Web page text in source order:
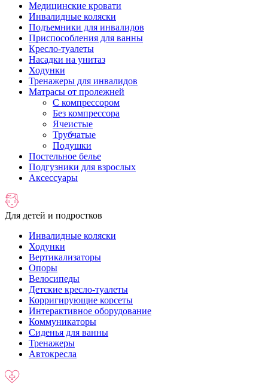
Медицинские кровати
Инвалидные коляски
Подъемники для инвалидов
Приспособления для ванны
Кресло-туалеты
Насадки на унитаз
Ходунки
Тренажеры для инвалидов
Матрасы от пролежней
С компрессором
Без компрессора
Ячеистые
Трубчатые
Подушки
Постельное белье
Подгузники для взрослых
Аксессуары
Для детей и подростков
Инвалидные коляски
Ходунки
Вертикализаторы
Опоры
Велосипеды
Детские кресло-туалеты
Корригирующие корсеты
Интерактивное оборудование
Коммуникаторы
Сиденья для ванны
Тренажеры
Автокресла